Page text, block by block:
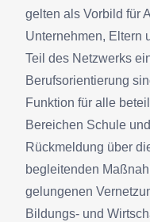
gelten als Vorbild für
Unternehmen, Eltern
Teil des Netzwerks
Berufsorientierung
Funktion für alle
Bereichen Schule
Rückmeldung über
begleitenden
gelungenen
Bildungs- und